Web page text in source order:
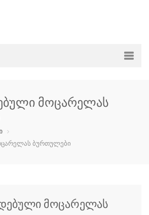
ნაყინი პიცა
მოცარელას
ბურთულები
მოცარელას